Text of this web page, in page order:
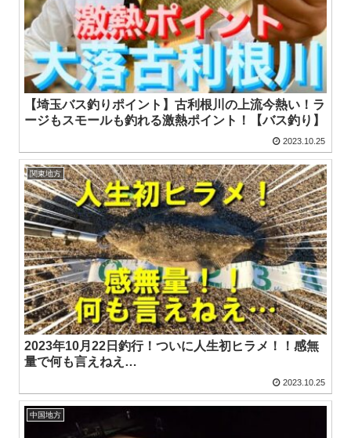
【埼玉バス釣りポイント】古利根川の上流今熱い！ラ
ージもスモールも釣れる激熱ポイント！【バス釣り】
2023.10.25
関東地方
2023年10月22日釣行！ついに人生初ヒラメ！！感無
量で何も言えねえ…
2023.10.25
中国地方